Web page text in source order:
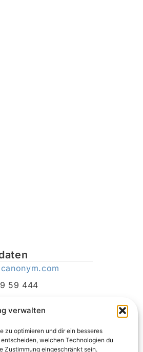
verwalten
zu optimieren und dir ein besseres
welchen Technologien du
Zustimmung eingeschränkt sein.
59 444